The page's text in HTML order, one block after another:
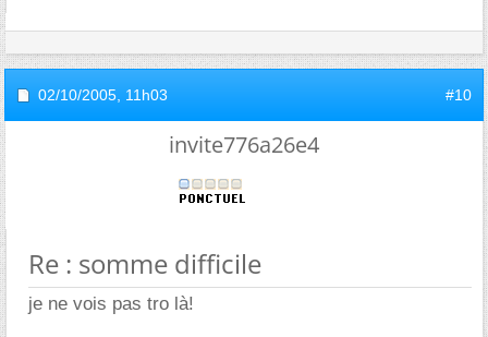
02/10/2005, 11h03 #10
invite776a26e4
Re : somme difficile
je ne vois pas tro là!